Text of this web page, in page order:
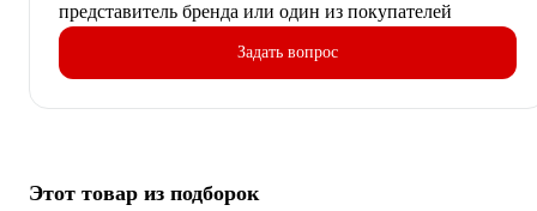
представитель бренда или один из покупателей
Задать вопрос
Этот товар из подборок